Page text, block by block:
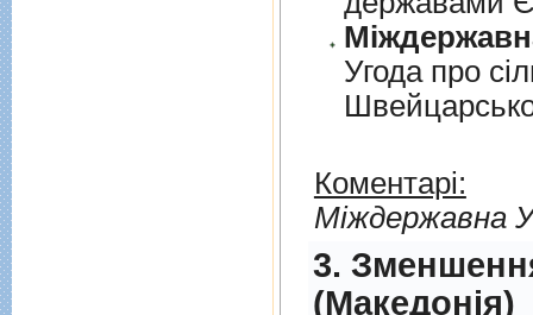
Угода про
Коментарі:
Мiждержавна
3.
(Македонія)